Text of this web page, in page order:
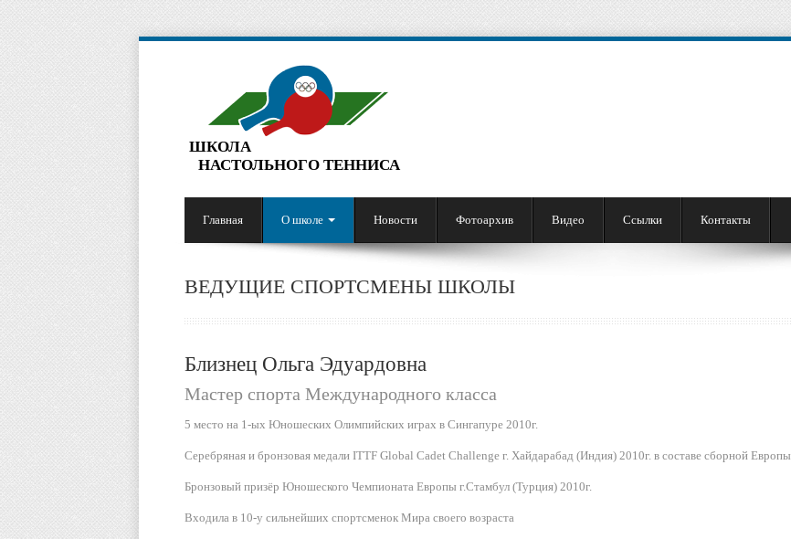
ШКОЛА
НАСТОЛЬНОГО ТЕННИСА
Главная О школе Новости Фотоархив Видео Ссылки Контакты
ВЕДУЩИЕ СПОРТСМЕНЫ ШКОЛЫ
Близнец Ольга Эдуардовна
Мастер спорта Международного класса
5 место на 1-ых Юношеских Олимпийских играх в Сингапуре 2010г.
Серебряная и бронзовая медали ITTF Global Cadet Challenge г. Хайдарабад (Индия) 2010г. в составе сборной Европы
Бронзовый призёр Юношеского Чемпионата Европы г.Стамбул (Турция) 2010г.
Входила в 10-у сильнейших спортсменок Мира своего возраста